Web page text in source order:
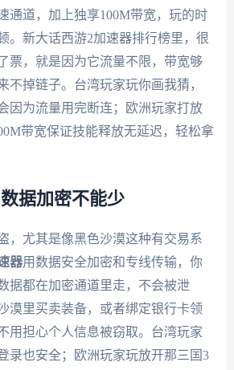
通道，加上独享100M带宽，玩的时
。新大话西游2加速器排行榜里，很
票，就是因为它流量不限，带宽够
不掉链子。台湾玩家玩你画我猜，
因为流量用完断连；欧洲玩家打放
带宽保证技能释放无延迟，轻松拿
据加密不能少
，尤其是像黑色沙漠这种有交易系
器用数据安全加密和专线传输，你
据都在加密通道里走，不会被泄
漠里买卖装备，或者绑定银行卡领
用担心个人信息被窃取。台湾玩家
录也安全；欧洲玩家玩放开那三国3